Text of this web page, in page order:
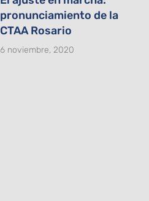
pronunciamiento de la
CTAA Rosario
6 noviembre, 2020